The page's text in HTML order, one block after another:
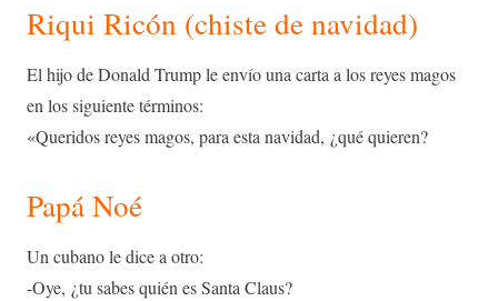
Riqui Ricón (chiste de navidad)
El hijo de Donald Trump le envío una carta a los reyes magos
en los siguiente términos:
«Queridos reyes magos, para esta navidad, ¿qué quieren?
Papá Noé
Un cubano le dice a otro:
-Oye, ¿tu sabes quién es Santa Claus?